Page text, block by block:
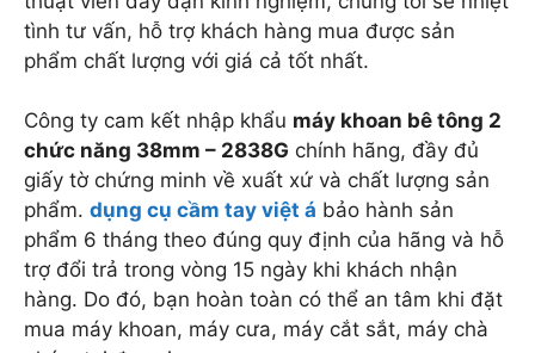
tình tư vấn, hỗ trợ khách hàng mua được sản
phẩm chất lượng với giá cả tốt nhất.
Công ty cam kết nhập khẩu máy khoan bê tông 2
chức năng 38mm – 2838G chính hãng, đầy đủ
giấy tờ chứng minh về xuất xứ và chất lượng sản
phẩm. dụng cụ cầm tay việt á bảo hành sản
phẩm 6 tháng theo đúng quy định của hãng và hỗ
trợ đổi trả trong vòng 15 ngày khi khách nhận
hàng. Do đó, bạn hoàn toàn có thể an tâm khi đặt
mua máy khoan, máy cưa, máy cắt sắt, máy chà